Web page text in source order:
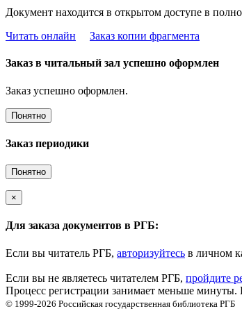
Документ находится в открытом доступе в
Читать онлайн
Заказ копии фрагмента
Заказ в читальный зал успешно оформлен
Заказ успешно оформлен.
Понятно
Заказ периодики
Понятно
×
Для заказа документов в РГБ:
Если вы читатель РГБ, авторизуйтесь в личном
Если вы не являетесь читателем РГБ, пройдите
Процесс регистрации занимает меньше минуты.
© 1999-2026 Российская государственная библиотека РГБ